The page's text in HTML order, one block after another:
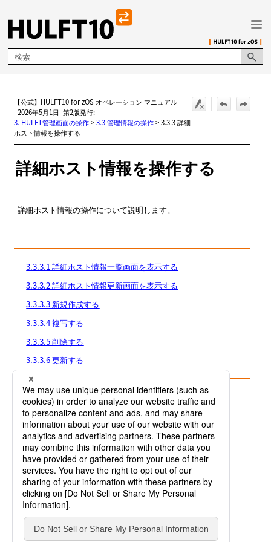
メイン コンテンツにスキップ
【公式】HULFT10 for zOS オペレーション マニュアル
_2026年5月1日_第2版発行:
3. HULFT管理画面の操作>3.3 管理情報の操作>3.3.3 詳細
ホスト情報を操作する
詳細ホスト情報を操作する
詳細ホスト情報の操作について説明します。
3.3.3.1 詳細ホスト情報一覧画面を表示する
3.3.3.2 詳細ホスト情報更新画面を表示する
3.3.3.3 新規作成する
3.3.3.4 複写する
3.3.3.5 削除する
3.3.3.6 更新する